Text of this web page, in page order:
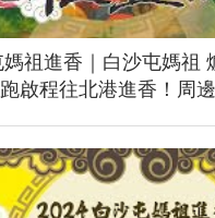
祖進香｜白沙屯媽祖
啟程往北港進香！周